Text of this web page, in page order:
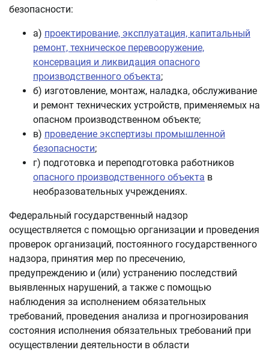
безопасности:
а) проектирование, эксплуатация, капитальный
ремонт, техническое перевооружение,
консервация и ликвидация опасного
производственного объекта;
б) изготовление, монтаж, наладка, обслуживание
и ремонт технических устройств, применяемых на
опасном производственном объекте;
в) проведение экспертизы промышленной
безопасности;
г) подготовка и переподготовка работников
опасного производственного объекта в
необразовательных учреждениях.
Федеральный государственный надзор
осуществляется с помощью организации и проведения
проверок организаций, постоянного государственного
надзора, принятия мер по пресечению,
предупреждению и (или) устранению последствий
выявленных нарушений, а также с помощью
наблюдения за исполнением обязательных
требований, проведения анализа и прогнозирования
состояния исполнения обязательных требований при
осуществлении деятельности в области